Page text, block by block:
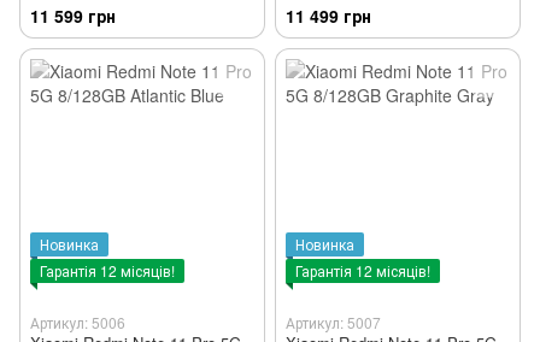
11 599 грн 11 499 грн
Новинка
Гарантія 12 місяців!
Артикул: 5006
Новинка
Гарантія 12 місяців!
Артикул: 5007